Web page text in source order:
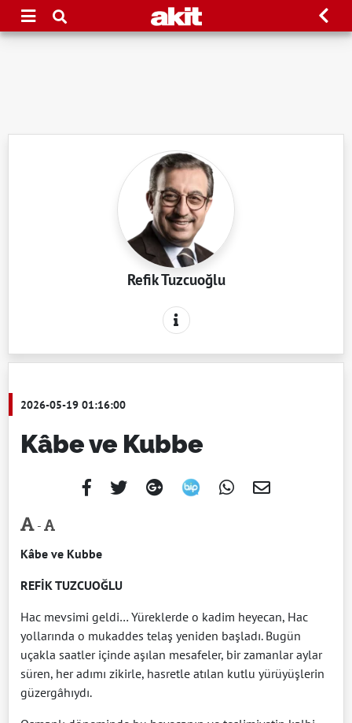
Refik Tuzcuoğlu
2026-05-19 01:16:00
Kâbe ve Kubbe
-
Kâbe ve Kubbe
REFİK TUZCUOĞLU
Hac mevsimi geldi… Yüreklerde o kadim heyecan, Hac
yollarında o mukaddes telaş yeniden başladı. Bugün
uçakla saatler içinde aşılan mesafeler, bir zamanlar aylar
süren, her adımı zikirle, hasretle atılan kutlu yürüyüşlerin
güzergâhıydı.